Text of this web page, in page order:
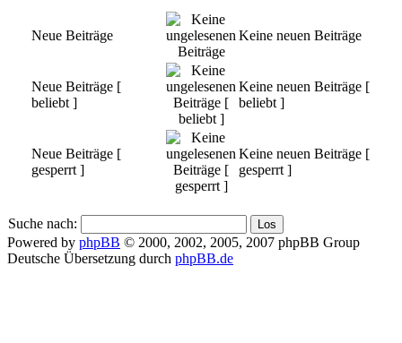
Neue Beiträge Keine neuen Beiträge
Neue Beiträge [
beliebt ]
Keine neuen Beiträge [
beliebt ]
Neue Beiträge [
gesperrt ]
Keine neuen Beiträge [
gesperrt ]
Suche nach:
Powered by phpBB © 2000, 2002, 2005, 2007 phpBB Group
Deutsche Übersetzung durch phpBB.de